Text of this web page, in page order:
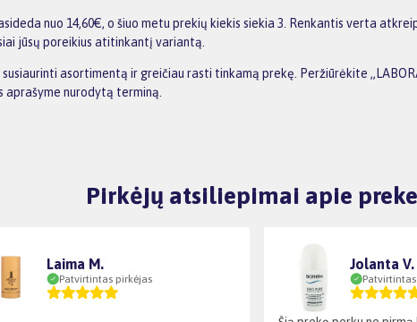
nuo 14,60€, o šiuo metu prekių kiekis siekia 3. Renkantis verta
jūsų poreikius atitinkantį variantą.
asortimentą ir greičiau rasti tinkamą prekę. Peržiūrėkite
nurodytą terminą.
Pirkėjų atsiliepimai apie
Laima M.
Patvirtintas pirkėjas
Jolanta V.